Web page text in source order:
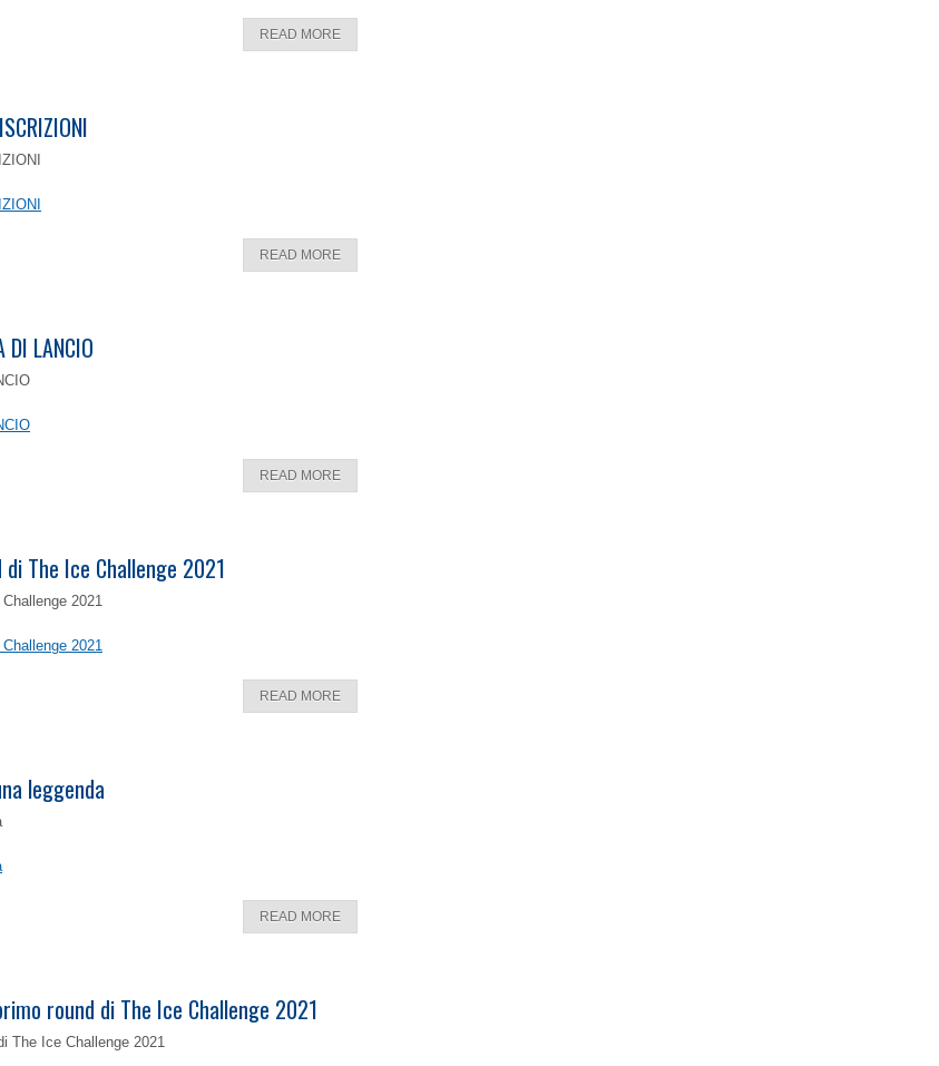
READ MORE
READ MORE
DI LANCIO
READ MORE
The Ice Challenge 2021
2021
2021
READ MORE
leggenda
READ MORE
round di The Ice Challenge 2021
The Ice Challenge 2021